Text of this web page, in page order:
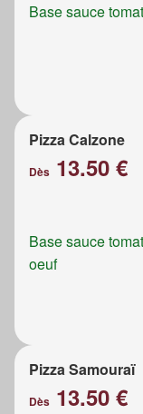
Base sauce
Pizza Calzone
Dès 13.50 €
Base sauce
oeuf
Pizza Samouraï
Dès 13.50 €